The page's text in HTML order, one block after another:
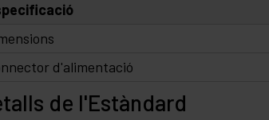
d'alimentació
de l'Estàndard